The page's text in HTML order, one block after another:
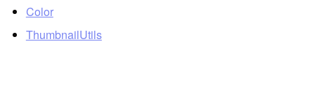
Color
ThumbnailUtils